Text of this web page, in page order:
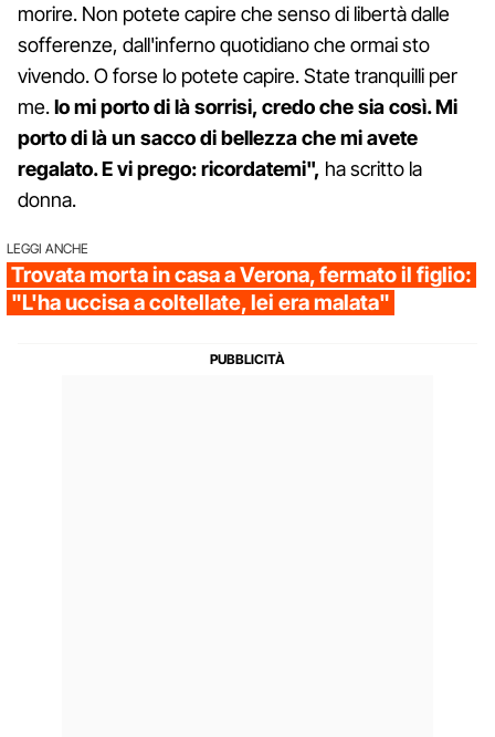
morire. Non potete capire che senso di libertà dalle
sofferenze, dall'inferno quotidiano che ormai sto
vivendo. O forse lo potete capire. State tranquilli per
me.Io mi porto di là sorrisi, credo che sia così. Mi
porto di là un sacco di bellezza che mi avete
regalato. E vi prego: ricordatemi", ha scritto la
donna.
LEGGI ANCHE
Trovata morta in casa a Verona, fermato il figlio:
"L'ha uccisa a coltellate, lei era malata"